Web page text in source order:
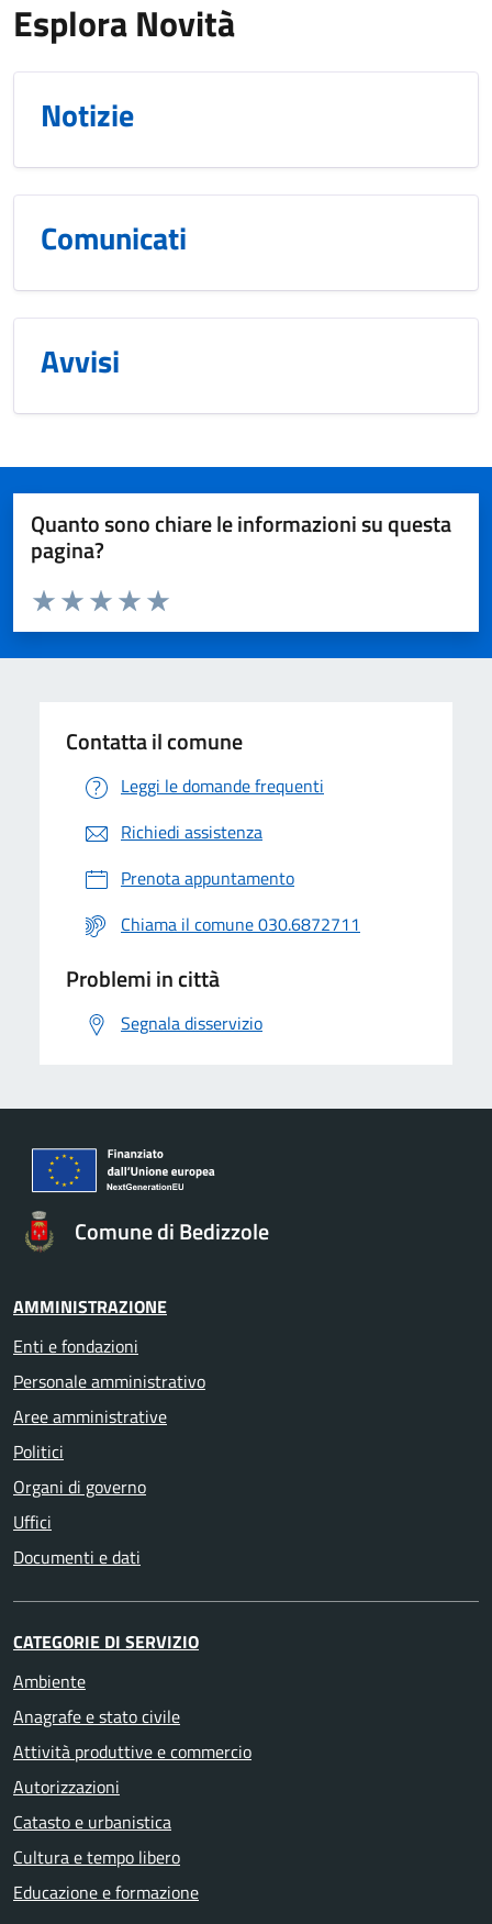
Esplora Novità
Notizie
Comunicati
Avvisi
Quanto sono chiare le informazioni su questa
pagina?
Valuta da 1 a 5 stelle la pagina
Valuta 5 stelle su 5
Valuta 4 stelle su 5
Valuta 3 stelle su 5
Valuta 2 stelle su 5
Valuta 1 stelle su 5
Contatta il comune
Leggi le domande frequenti
Richiedi assistenza
Prenota appuntamento
Chiama il comune 030.6872711
Problemi in città
Segnala disservizio
Comune di Bedizzole
AMMINISTRAZIONE
Enti e fondazioni
Personale amministrativo
Aree amministrative
Politici
Organi di governo
Uffici
Documenti e dati
CATEGORIE DI SERVIZIO
Ambiente
Anagrafe e stato civile
Attività produttive e commercio
Autorizzazioni
Catasto e urbanistica
Cultura e tempo libero
Educazione e formazione